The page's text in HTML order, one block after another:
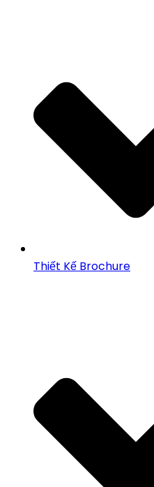
Thiết Kế Brochure